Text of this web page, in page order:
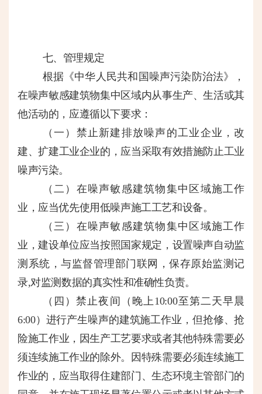
七、管理规定
根据《中华人民共和国噪声污染防治法》，
在噪声敏感建筑物集中区域内从事生产、生活或其
他活动的，应遵循以下要求：
（一） 禁止新建排放噪声的工业企业，改
建、扩建工业企业的，应当采取有效措施防止工业
噪声污染。
（二） 在噪声敏感建筑物集中区域施工作
业，应当优先使用低噪声施工工艺和设备。
（三） 在噪声敏感建筑物集中区域施工作
业，建设单位应当按照国家规定，设置噪声自动监
测系统，与监督管理部门联网，保存原始监测记
录,对监测数据的真实性和准确性负责。
（四）禁止夜间（晚上10:00至第二天早晨
6:00）进行产生噪声的建筑施工作业，但抢修、抢
险施工作业，因生产工艺要求或者其他特殊需要必
须连续施工作业的除外。因特殊需要必须连续施工
作业的，应当取得住建部门、生态环境主管部门的